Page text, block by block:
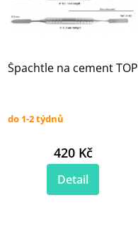
Špachtle na cement TOP
do 1-2 týdnů
420 Kč
Detail